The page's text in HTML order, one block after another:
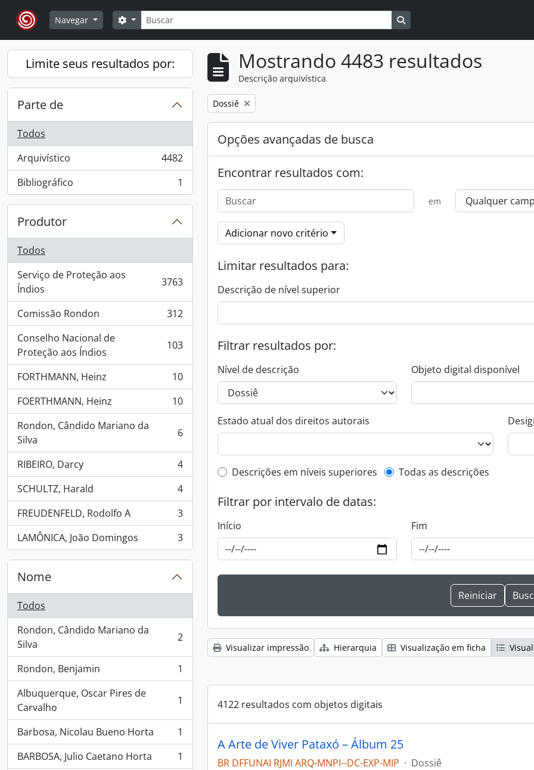
Skip to main content
Navegar
Buscar
Opções de busca
Limite seus resultados por:
Parte de
Todos
Arquivístico
, 4482 resultados
4482
Bibliográfico
, 1 resultados 1
Produtor
Todos
Serviço de Proteção aos
Índios
, 3763 resultados 3763
Comissão Rondon
, 312 resultados
312
Conselho Nacional de
Proteção aos Índios
, 103 resultados 103
FORTHMANN, Heinz
, 10 resultados
10
FOERTHMANN, Heinz
, 10 resultados
10
Rondon, Cândido Mariano da
Silva
, 6 resultados 6
RIBEIRO, Darcy
, 4 resultados
4
SCHULTZ, Harald
, 4 resultados
4
FREUDENFELD, Rodolfo A
, 3 resultados
3
LAMÔNICA, João Domingos
, 3 resultados 3
Nome
Todos
Rondon, Cândido Mariano da
Silva
, 2 resultados 2
Rondon, Benjamin
, 1 resultados
1
Albuquerque, Oscar Pires de
Carvalho
, 1 resultados 1
Barbosa, Nicolau Bueno Horta
, 1 resultados
1
BARBOSA, Julio Caetano Horta
, 1 resultados
1
Mostrando 4483 resultados
Descrição arquivística
Remover filtro:
Dossiê
Opções avançadas de busca
Encontrar resultados com:
em
Adicionar novo critério
Limitar resultados para:
Descrição de nível superior
Filtrar resultados por:
Nível de descrição Objeto digital disponível
Estado atual dos direitos autorais
Filtro de descrição de nível superior
Descrições em níveis superiores Todas as descrições
Filtrar por intervalo de datas:
Início Fim
Visualizar impressão Hierarquia Visualização em ficha
4122 resultados com objetos digitais
A Arte de Viver Pataxó – Álbum 25
BR DFFUNAI RJMI ARQ-MNPI--DC-EXP-MIP · Dossiê